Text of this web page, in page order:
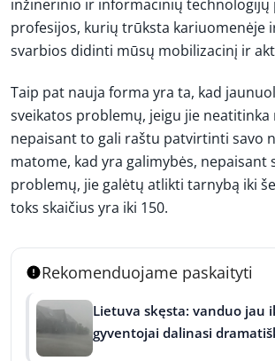
inžinerinio ir informacinių technologijų
profesijos, kurių trūksta kariuomenėje
svarbios didinti mūsų mobilizacinį ir
Taip pat nauja forma yra ta, kad
sveikatos problemų, jeigu jie neatitinka
nepaisant to gali raštu patvirtinti savo
matome, kad yra galimybės, nepaisant
problemų, jie galėtų atlikti tarnybą iki
toks skaičius yra iki 150.
Rekomenduojame paskaityti
Lietuva skęsta: vanduo jau
gyventojai dalinasi